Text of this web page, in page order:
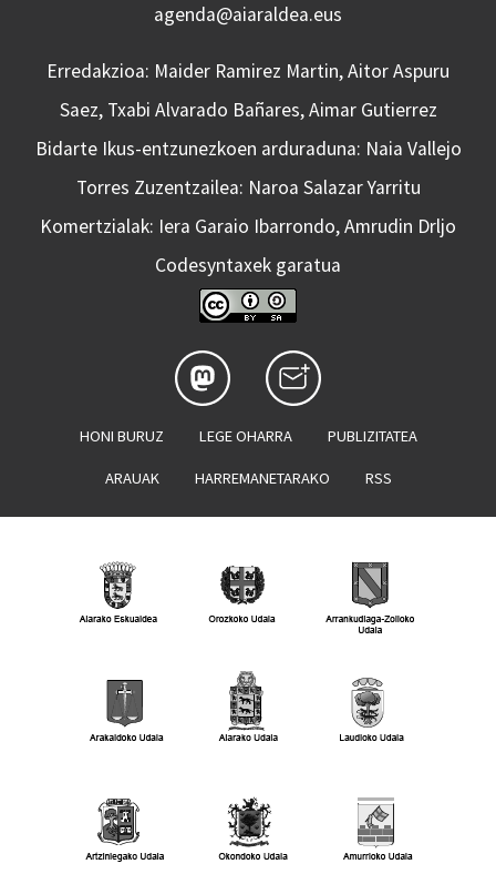
agenda@aiaraldea.eus
Erredakzioa: Maider Ramirez Martin, Aitor Aspuru
Saez, Txabi Alvarado Bañares, Aimar Gutierrez
Bidarte Ikus-entzunezkoen arduraduna: Naia Vallejo
Torres Zuzentzailea: Naroa Salazar Yarritu
Komertzialak: Iera Garaio Ibarrondo, Amrudin Drljo
Codesyntaxek garatua
HONI BURUZ LEGE OHARRA PUBLIZITATEA
ARAUAK HARREMANETARAKO RSS